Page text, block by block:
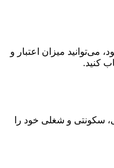
می‌توانید میزان اعتبار و
کنید.
سکونتی و شغلی خود را